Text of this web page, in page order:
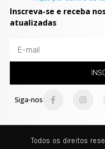
Inscreva-se e receba
atualizadas
Siga-nos
Todos os direitos